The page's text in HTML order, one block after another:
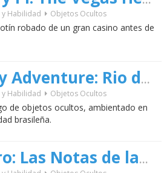
y Habilidad Objetos Ocultos
robado de un gran casino antes de
Big City Adventure: Rio de Janeiro
y Habilidad Objetos Ocultos
de objetos ocultos, ambientado en
brasileña.
Maestro: Las Notas de la Vida